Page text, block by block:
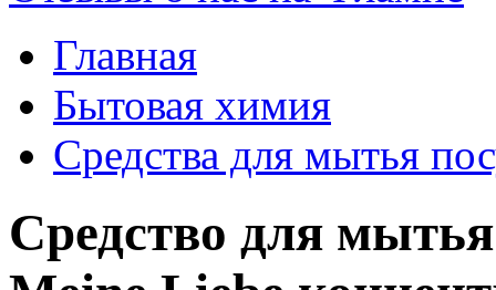
Главная
Бытовая химия
Средства для мытья
Средство для